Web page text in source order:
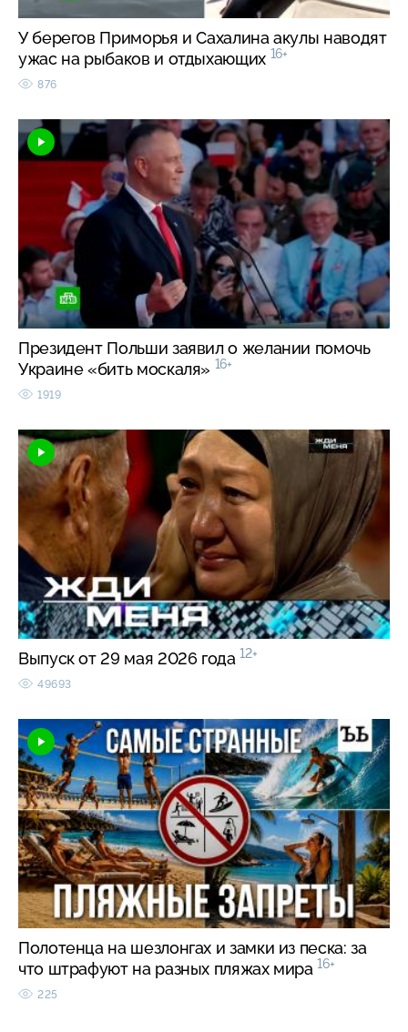
У берегов Приморья и Сахалина акулы наводят
ужас на рыбаков и отдыхающих 16+
876
Президент Польши заявил о желании помочь
Украине «бить москаля» 16+
1919
Выпуск от 29 мая 2026 года 12+
49693
Полотенца на шезлонгах и замки из песка: за
что штрафуют на разных пляжах мира 16+
225